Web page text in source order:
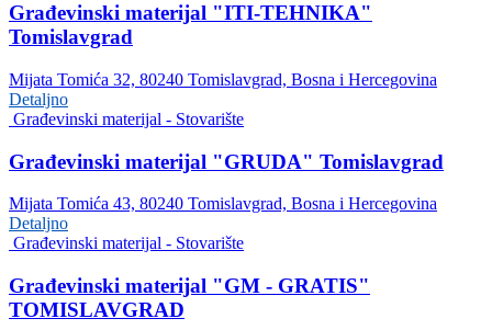
Građevinski materijal "ITI-TEHNIKA"
Tomislavgrad
Mijata Tomića 32, 80240 Tomislavgrad, Bosna i Hercegovina
Detaljno
Građevinski materijal - Stovarište
Građevinski materijal "GRUDA" Tomislavgrad
Mijata Tomića 43, 80240 Tomislavgrad, Bosna i Hercegovina
Detaljno
Građevinski materijal - Stovarište
Građevinski materijal "GM - GRATIS"
TOMISLAVGRAD